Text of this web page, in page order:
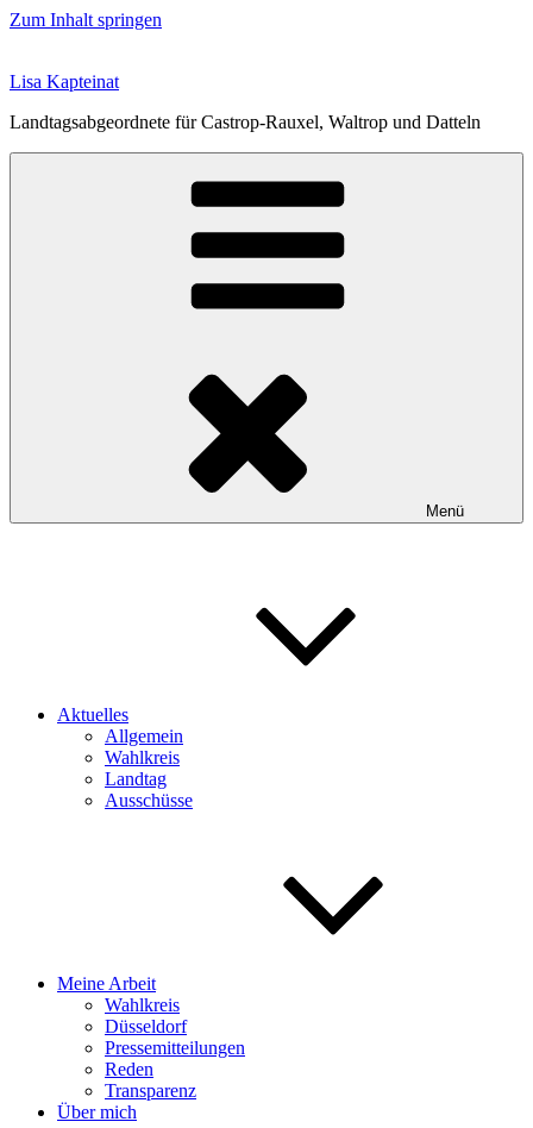
Zum Inhalt springen
Lisa Kapteinat
Landtagsabgeordnete für Castrop-Rauxel, Waltrop und Datteln
Menü
Aktuelles
Allgemein
Wahlkreis
Landtag
Ausschüsse
Meine Arbeit
Wahlkreis
Düsseldorf
Pressemitteilungen
Reden
Transparenz
Über mich